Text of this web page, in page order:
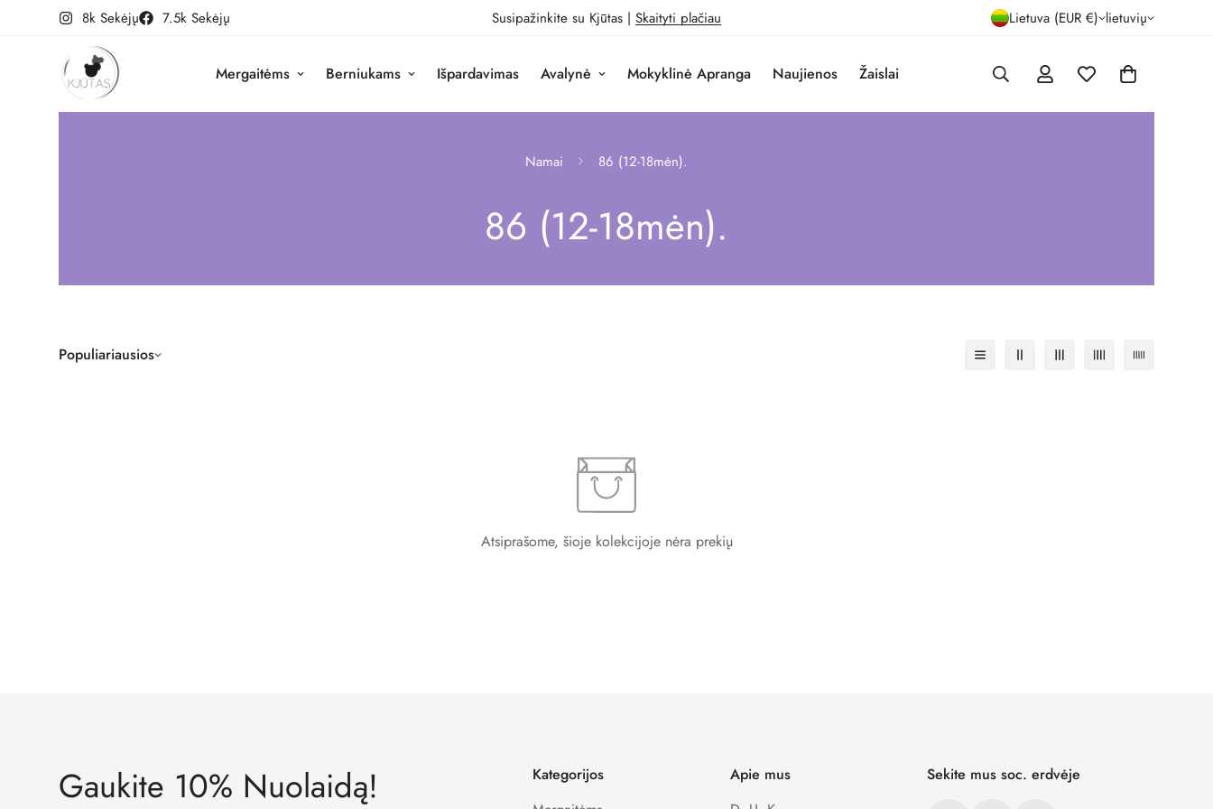
7.5k Sekėjų
8k Sekėjų Susipažinkite su Kjūtas | Skaityti plačiau Lietuva (EUR €) lietuvių
Mergaitėms Berniukams Išpardavimas Avalynė Mokyklinė Apranga Naujienos Žaislai
Namai 86 (12-18mėn).
86 (12-18mėn).
Populiariausios
Atsiprašome, šioje kolekcijoje nėra prekių
Gaukite 10% Nuolaidą!
Kategorijos
Apie mus
Sekite mus soc. erdvėje
Confirm your age